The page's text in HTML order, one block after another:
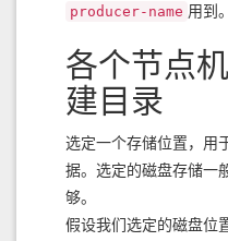
producer-name 用到。
各个节点
建目录
选定一个存储位置，用
据。选定的磁盘存储一
够。
假设我们选定的磁盘位